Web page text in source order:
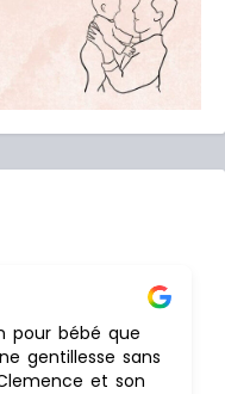
Nous avons vécu un
lors du thalasso bain
C'était si doux, si